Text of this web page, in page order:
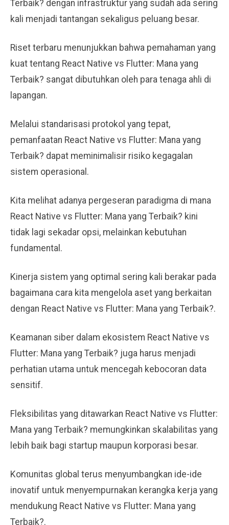
Terbaik? dengan infrastruktur yang sudah ada sering
kali menjadi tantangan sekaligus peluang besar.
Riset terbaru menunjukkan bahwa pemahaman yang
kuat tentang React Native vs Flutter: Mana yang
Terbaik? sangat dibutuhkan oleh para tenaga ahli di
lapangan.
Melalui standarisasi protokol yang tepat,
pemanfaatan React Native vs Flutter: Mana yang
Terbaik? dapat meminimalisir risiko kegagalan
sistem operasional.
Kita melihat adanya pergeseran paradigma di mana
React Native vs Flutter: Mana yang Terbaik? kini
tidak lagi sekadar opsi, melainkan kebutuhan
fundamental.
Kinerja sistem yang optimal sering kali berakar pada
bagaimana cara kita mengelola aset yang berkaitan
dengan React Native vs Flutter: Mana yang Terbaik?.
Keamanan siber dalam ekosistem React Native vs
Flutter: Mana yang Terbaik? juga harus menjadi
perhatian utama untuk mencegah kebocoran data
sensitif.
Fleksibilitas yang ditawarkan React Native vs Flutter:
Mana yang Terbaik? memungkinkan skalabilitas yang
lebih baik bagi startup maupun korporasi besar.
Komunitas global terus menyumbangkan ide-ide
inovatif untuk menyempurnakan kerangka kerja yang
mendukung React Native vs Flutter: Mana yang
Terbaik?.